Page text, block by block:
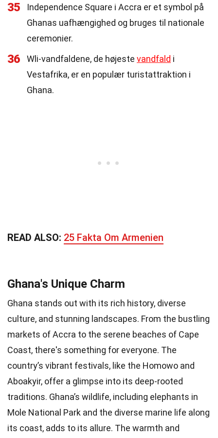
35
Independence Square i Accra er et symbol på
Ghanas uafhængighed og bruges til nationale
ceremonier.
36 Wli-vandfaldene, de højeste vandfald i
Vestafrika, er en populær turistattraktion i
Ghana.
READ ALSO: 25 Fakta Om Armenien
Ghana's Unique Charm
Ghana stands out with its rich history, diverse
culture, and stunning landscapes. From the bustling
markets of Accra to the serene beaches of Cape
Coast, there's something for everyone. The
country’s vibrant festivals, like the Homowo and
Aboakyir, offer a glimpse into its deep-rooted
traditions. Ghana’s wildlife, including elephants in
Mole National Park and the diverse marine life along
its coast, adds to its allure. The warmth and